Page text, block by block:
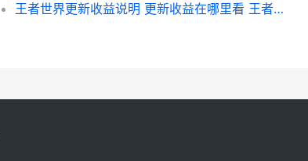
王者世界更新收益说明 更新收益在哪里看 王者世界怎么停更了